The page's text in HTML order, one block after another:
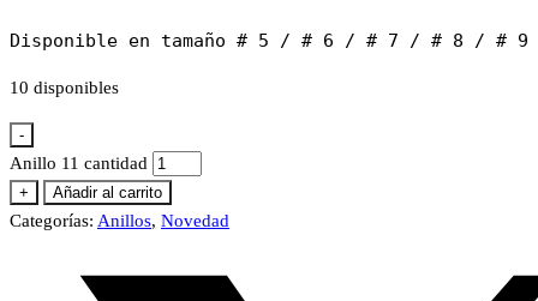
Disponible en tamaño # 5 / # 6 / # 7 / # 8 / # 9
10 disponibles
-
Anillo 11 cantidad
+ Añadir al carrito
Categorías: Anillos, Novedad